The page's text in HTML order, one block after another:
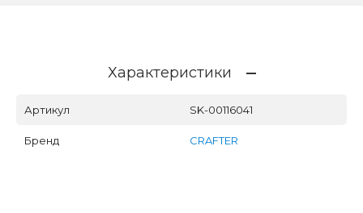
Характеристики
Артикул SK-00116041
Бренд CRAFTER